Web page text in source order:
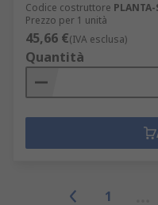
Codice costruttore
Prezzo per 1 unità
45,66 €(IVA esclusa)
Quantità
1